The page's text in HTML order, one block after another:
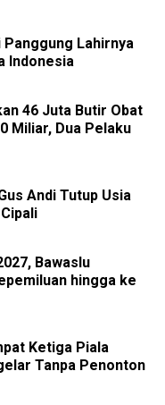
Lahirnya
Indonesia
46 Juta Butir Obat
Miliar, Dua Pelaku
Andi Tutup Usia
Bawaslu
hingga ke
Ketiga Piala
Tanpa Penonton